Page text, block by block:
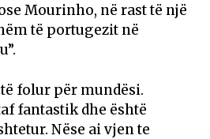
Mourinho, në rast të një
të portugezit në
folur për mundësi.
fantastik dhe është
Nëse ai vjen te